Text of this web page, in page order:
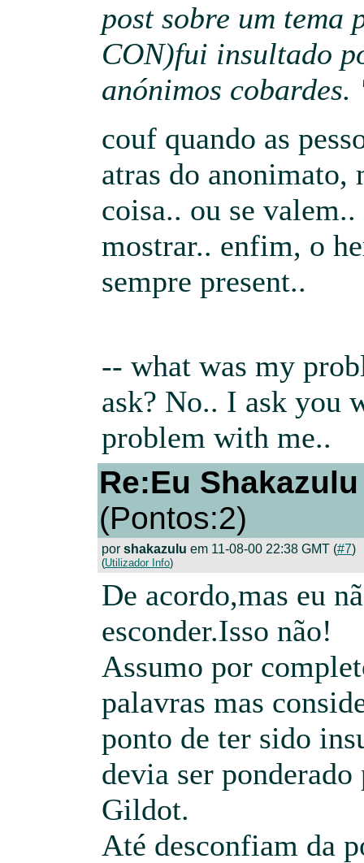
post sobre um tema
CON)fui insultado
anónimos cobardes.
couf quando as
atras do anonimato,
coisa.. ou se
mostrar.. enfim, o
sempre present..
-- what was my
ask? No.. I ask you
problem with me..
Re:Eu
(Pontos:2)
por shakazulu em 11-08-00 22:38 GMT (#7)
(Utilizador Info)
De acordo,mas eu
esconder.Isso não!
Assumo por
palavras mas
ponto de ter sido
devia ser
Gildot.
Até desconfiam da